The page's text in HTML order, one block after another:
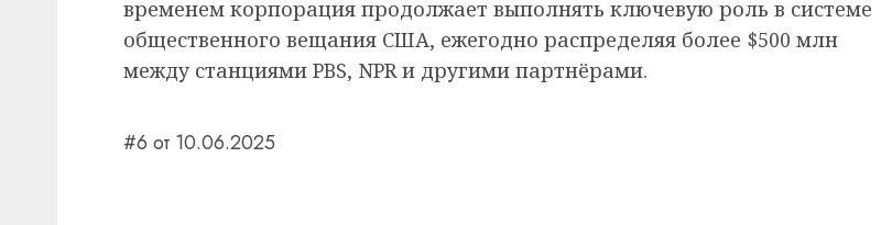
временем корпорация продолжает выполнять ключевую роль в системе
общественного вещания США, ежегодно распределяя более $500 млн
между станциями PBS, NPR и другими партнёрами.
#6 от 10.06.2025